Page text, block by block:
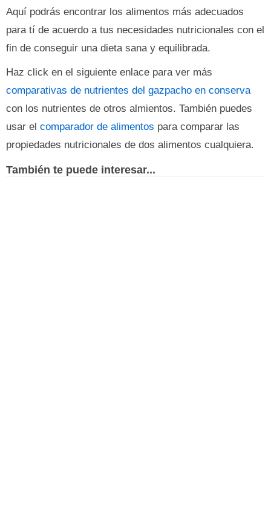
Aquí podrás encontrar los alimentos más adecuados
para tí de acuerdo a tus necesidades nutricionales con el
fin de conseguir una dieta sana y equilibrada.
Haz click en el siguiente enlace para ver más
comparativas de nutrientes del gazpacho en conserva
con los nutrientes de otros almientos. También puedes
usar el comparador de alimentos para comparar las
propiedades nutricionales de dos alimentos cualquiera.
También te puede interesar...